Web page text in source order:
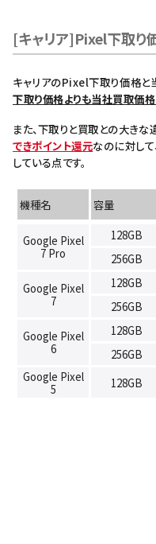
[キャリア]Pixel下取り
キャリアのPixel下取り価格と
下取り価格よりも当社買取価
また、下取りと買取との大きな
できポイント還元なのに対して
している点です。
機種名 容量
Google Pixel
7 Pro
128GB
256GB
Google Pixel
7
128GB
256GB
Google Pixel
6
128GB
256GB
Google Pixel
5
128GB